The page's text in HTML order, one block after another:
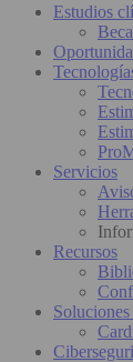
Estudios
Servicios
Recursos